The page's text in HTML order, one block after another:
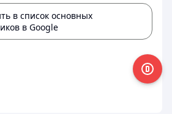
в список основных
в Google